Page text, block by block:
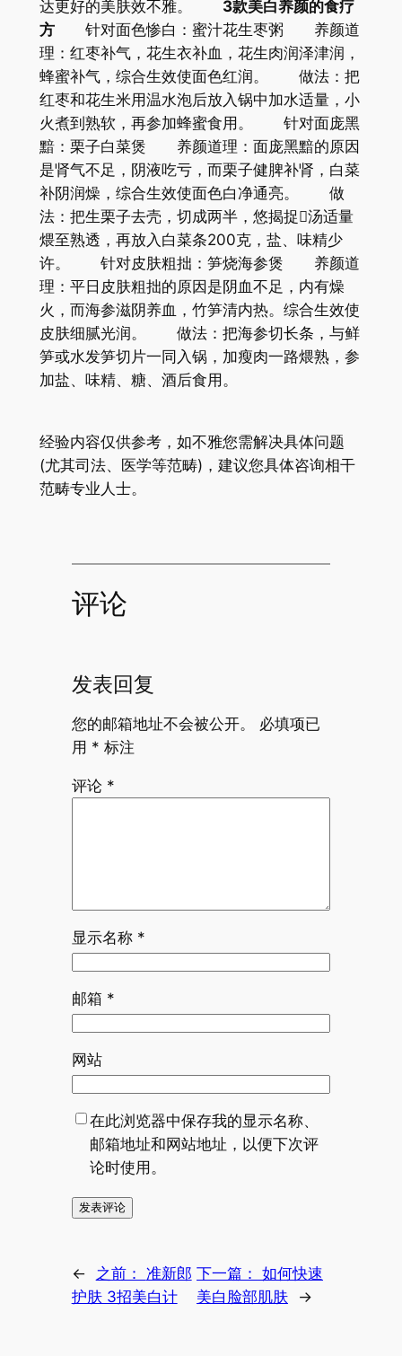
达更好的美肤效不雅。 3款美白养颜的食疗
方针对面色惨白：蜜汁花生枣粥 养颜道
理：红枣补气，花生衣补血，花生肉润泽津润，
蜂蜜补气，综合生效使面色红润。 做法：把
红枣和花生米用温水泡后放入锅中加水适量，小
火煮到熟软，再参加蜂蜜食用。 针对面庞黑
黯：栗子白菜煲 养颜道理：面庞黑黯的原因
是肾气不足，阴液吃亏，而栗子健脾补肾，白菜
补阴润燥，综合生效使面色白净通亮。 做
法：把生栗子去壳，切成两半，悠揭捉汤适量
煨至熟透，再放入白菜条200克，盐、味精少
许。 针对皮肤粗拙：笋烧海参煲 养颜道
理：平日皮肤粗拙的原因是阴血不足，内有燥
火，而海参滋阴养血，竹笋清内热。综合生效使
皮肤细腻光润。 做法：把海参切长条，与鲜
笋或水发笋切片一同入锅，加瘦肉一路煨熟，参
加盐、味精、糖、酒后食用。
经验内容仅供参考，如不雅您需解决具体问题
(尤其司法、医学等范畴)，建议您具体咨询相干
范畴专业人士。
评论
发表回复
您的邮箱地址不会被公开。
必填项已
用 * 标注
评论 *
显示名称 *
邮箱 *
网站
在此浏览器中保存我的显示名称、
邮箱地址和网站地址，以便下次评
论时使用。
← 之前： 准新郎
护肤 3招美白计
下一篇：
如何快速
美白脸部肌肤
→